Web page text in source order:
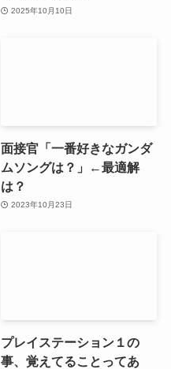
2025年10月10日
面接官「一番好きなガンダ
ムソングは？」←最適解
は？
2023年10月23日
プレイステーション１の
事、覚えてることってあ